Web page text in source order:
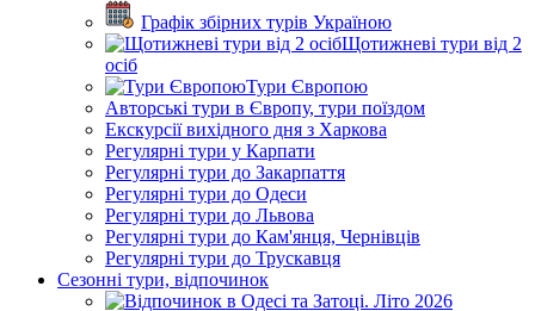
Графік збірних турів Україною
Щотижневі тури від 2
осіб
Тури Європою
Авторські тури в Європу, тури поїздом
Екскурсії вихідного дня з Харкова
Регулярні тури у Карпати
Регулярні тури до Закарпаття
Регулярні тури до Одеси
Регулярні тури до Львова
Регулярні тури до Кам'янця, Чернівців
Регулярні тури до Трускавця
Сезонні тури, відпочинок